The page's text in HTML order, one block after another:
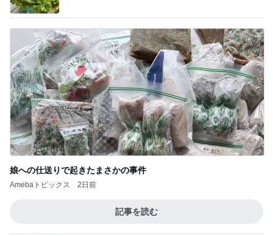
娘への仕送りで起きたまさかの事件
Amebaトピックス 2日前
記事を読む